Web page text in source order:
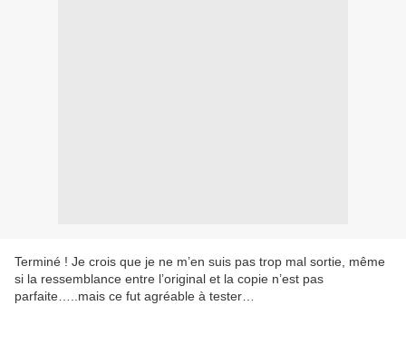
Terminé ! Je crois que je ne m’en suis pas trop mal sortie, même
si la ressemblance entre l’original et la copie n’est pas
parfaite…..mais ce fut agréable à tester…